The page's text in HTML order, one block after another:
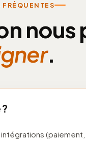
nous
.
(paiement,